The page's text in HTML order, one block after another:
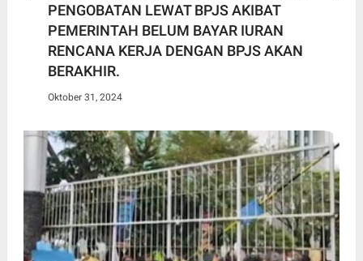
PENGOBATAN LEWAT BPJS AKIBAT
PEMERINTAH BELUM BAYAR IURAN
RENCANA KERJA DENGAN BPJS AKAN
BERAKHIR.
Oktober 31, 2024